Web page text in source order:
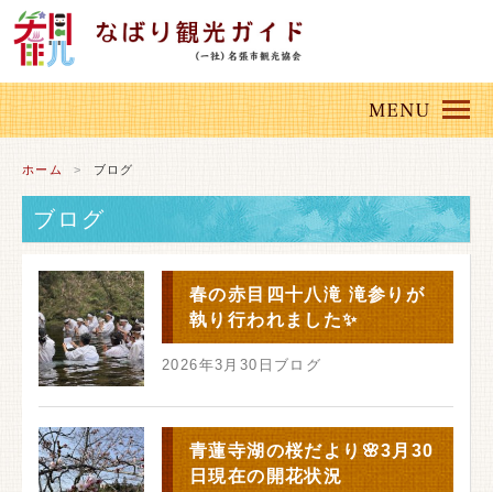
ホーム ブログ
ブログ
春の赤目四十八滝 滝参りが
執り行われました✨
2026年3月30日 ブログ
青蓮寺湖の桜だより🌸3月30
日現在の開花状況